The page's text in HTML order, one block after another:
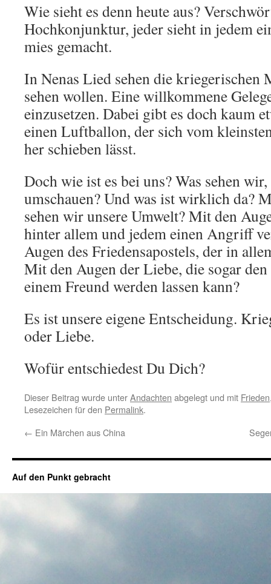
Wie sieht es denn heute aus?
Hochkonjunktur, jeder sieht in jedem
mies gemacht.
In Nenas Lied sehen die kriegerischen
sehen wollen. Eine willkommene
einzusetzen. Dabei gibt es doch kaum
einen Luftballon, der sich vom
her schieben lässt.
Doch wie ist es bei uns? Was sehen
umschauen? Und was ist wirklich da?
sehen wir unsere Umwelt? Mit den
hinter allem und jedem einen Angriff
Augen des Friedensapostels, der in
Mit den Augen der Liebe, die sogar
einem Freund werden lassen kann?
Es ist unsere eigene Entscheidung.
oder Liebe.
Wofür entschiedest Du Dich?
Dieser Beitrag wurde unterAndachten abgelegt und mit Frieden
Lesezeichen für den Permalink.
← Ein Märchen aus China
Auf den Punkt gebracht